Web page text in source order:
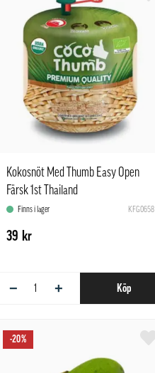
Kokosnöt Med Thumb Easy Open
Färsk 1st Thailand
Finns i lager KFG0658
39 kr
− + Köp
-20%